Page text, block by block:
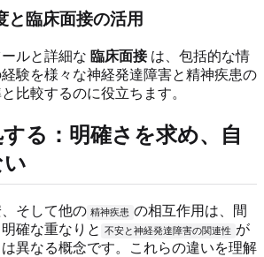
と臨床面接の活用
ルと詳細な 臨床面接は、包括的な情
験を様々な神経発達障害と精神疾患の
比較するのに役立ちます。
る：明確さを求め、自
そして他の 精神疾患 の相互作用は、間
確な重なりと 不安と神経発達障害の関連性 が
異なる概念です。これらの違いを理解